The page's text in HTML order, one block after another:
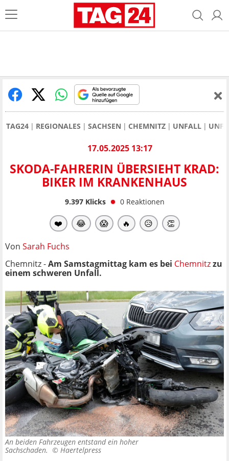
TAG24 REGIONALES SACHSEN CHEMNITZ UNFALL
17.05.2025 13:17
SKODA-FAHRERIN ÜBERSIEHT KRAD:
BIKER IM KRANKENHAUS
9.397Klicks 0 Reaktionen
❤️ 😂 😱 🔥 😥 👏
Von Sarah Fuchs
Chemnitz -Am Samstagmittag kam es bei Chemnitzzu
einem schweren Unfall.
An beiden Fahrzeugen entstand ein hoher
Sachschaden. © Haertelpress